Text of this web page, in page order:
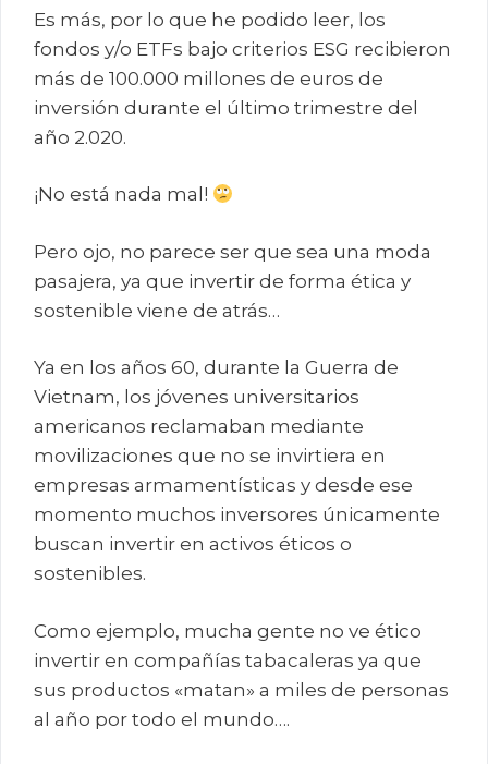
Es más, por lo que he podido leer, los
fondos y/o ETFs bajo criterios ESG recibieron
más de 100.000 millones de euros de
inversión durante el último trimestre del
año 2.020.
¡No está nada mal!
Pero ojo, no parece ser que sea una moda
pasajera, ya que invertir de forma ética y
sostenible viene de atrás…
Ya en los años 60, durante la Guerra de
Vietnam, los jóvenes universitarios
americanos reclamaban mediante
movilizaciones que no se invirtiera en
empresas armamentísticas y desde ese
momento muchos inversores únicamente
buscan invertir en activos éticos o
sostenibles.
Como ejemplo, mucha gente no ve ético
invertir en compañías tabacaleras ya que
sus productos «matan» a miles de personas
al año por todo el mundo….